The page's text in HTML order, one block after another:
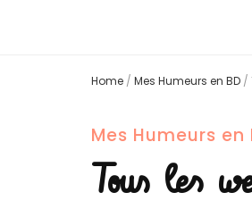
Home / Mes Humeurs en BD /
Mes Humeurs en
Tous les